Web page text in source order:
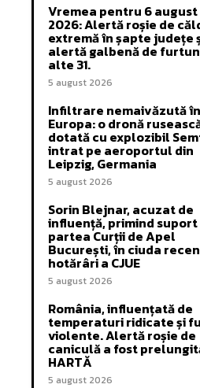
Vremea pentru 6 august
2026: Alertă roșie de
extremă în șapte județe
alertă galbenă de
alte 31.
5 august 2026
Infiltrare nemaivăzută în
Europa: o dronă
dotată cu explozibil
intrat pe aeroportul din
Leipzig, Germania
5 august 2026
Sorin Blejnar, acuzat de
influență, primind suport
partea Curții de Apel
București, în ciuda
hotărâri a CJUE
5 august 2026
România, influențată de
temperaturi ridicate și
violente. Alertă roșie de
caniculă a fost
HARTĂ
5 august 2026